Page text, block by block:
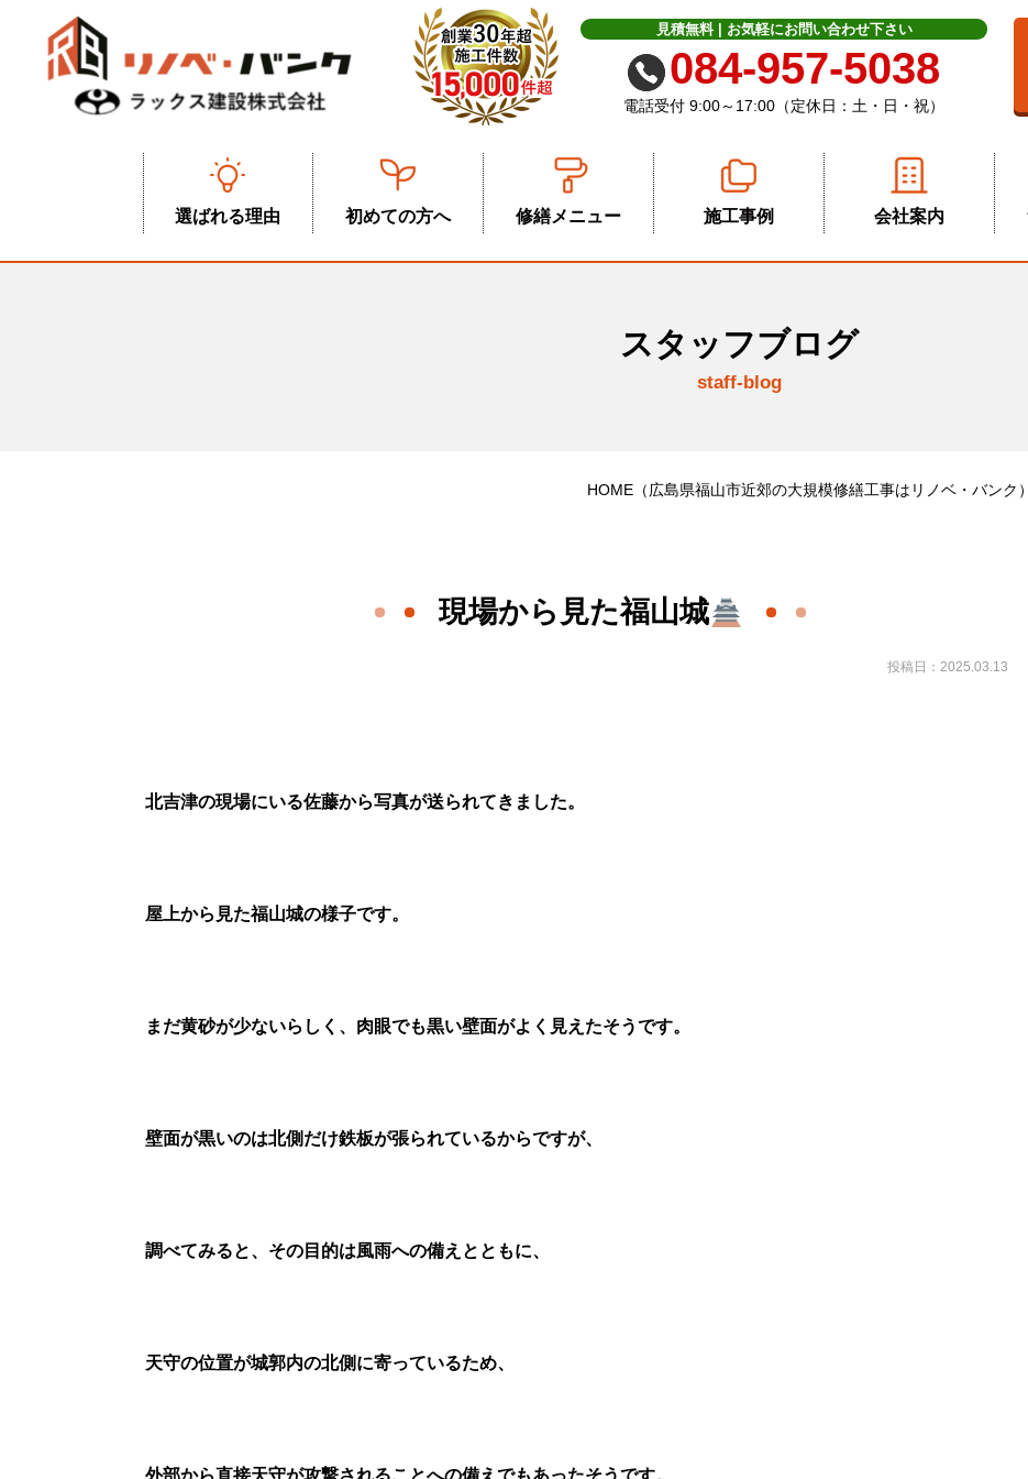
見積無料 | お気軽にお問い合わせ下さい
084-957-5038
電話受付 9:00～17:00（定休日：土・日・祝）
選ばれる理由 初めての方へ 修繕メニュー 施工事例 会社案内
スタッフブログ
staff-blog
HOME （広島県福山市近郊の大規模修繕工事はリノベ・バンク）
現場から見た福山城
投稿日：2025.03.13
北吉津の現場にいる佐藤から写真が送られてきました。
屋上から見た福山城の様子です。
まだ黄砂が少ないらしく、肉眼でも黒い壁面がよく見えたそうです。
壁面が黒いのは北側だけ鉄板が張られているからですが、
調べてみると、その目的は風雨への備えとともに、
天守の位置が城郭内の北側に寄っているため、